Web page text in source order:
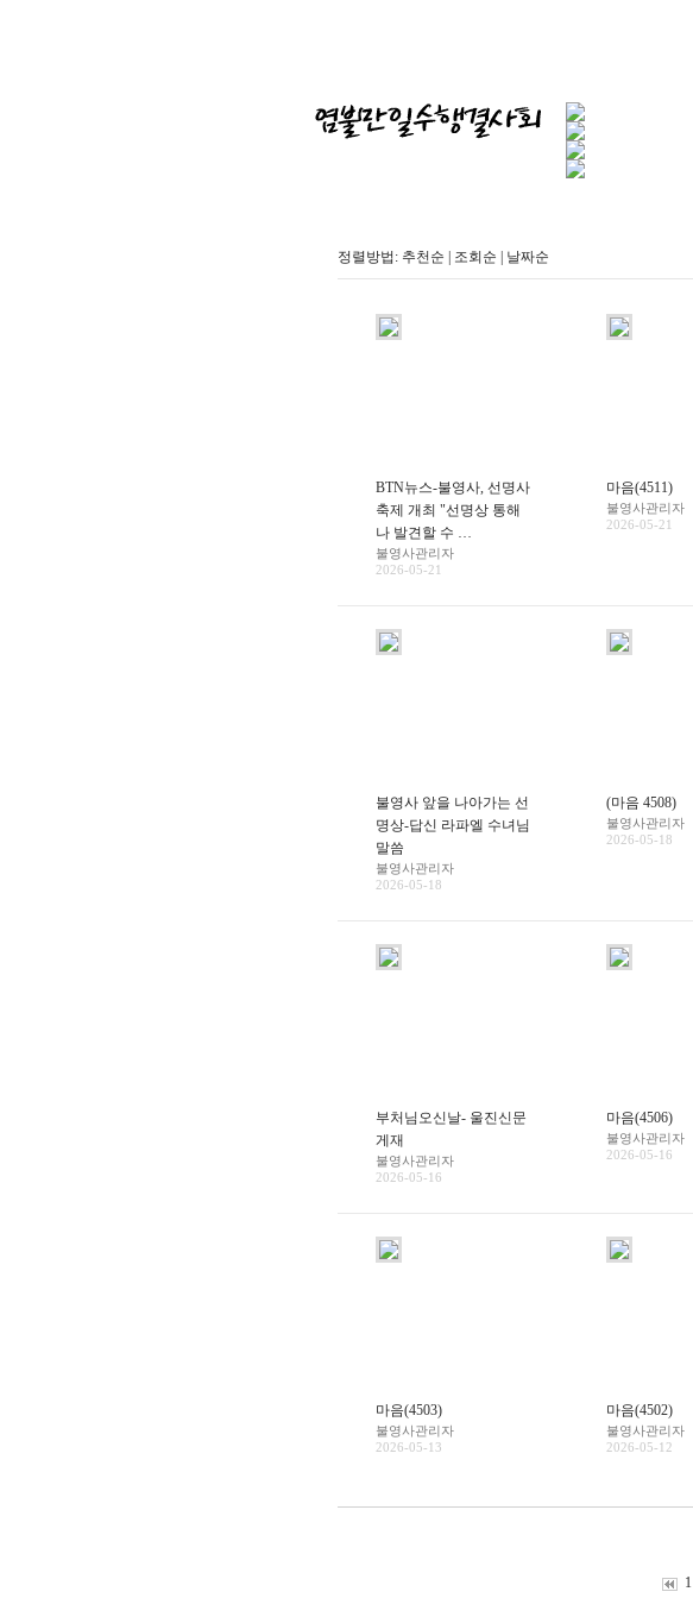
정렬방법: 추천순 조회순 날짜순
BTN뉴스-불영사, 선명사
축제 개최 "선명상 통해
나 발견할 수 …
불영사관리자
2026-05-21
마음(4511)
불영사관리자
2026-05-21
불영사 앞을 나아가는 선
명상-답신 라파엘 수녀님
말씀
불영사관리자
2026-05-18
(마음 4508)
불영사관리자
2026-05-18
부처님오신날- 울진신문
게재
불영사관리자
2026-05-16
마음(4506)
불영사관리자
2026-05-16
마음(4503)
불영사관리자
2026-05-13
마음(4502)
불영사관리자
2026-05-12
1